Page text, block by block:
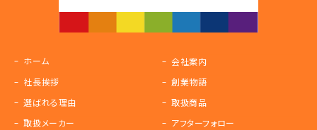
ホーム
会社案内
社長挨拶
創業物語
選ばれる理由
取扱商品
取扱メーカー
アフターフォロー